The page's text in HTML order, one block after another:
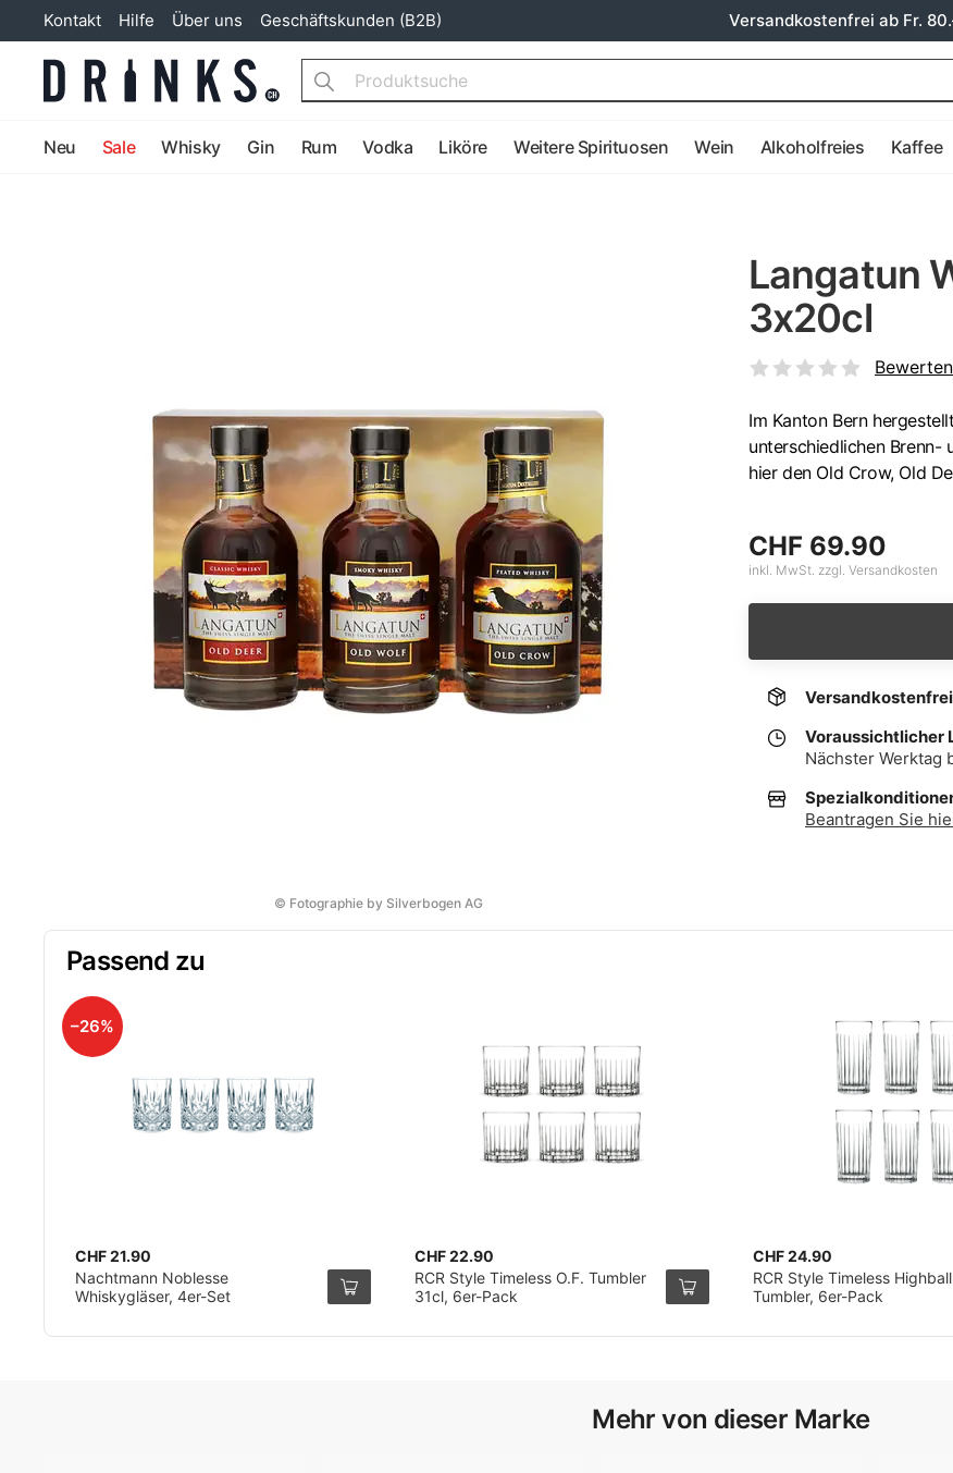
Kontakt Hilfe Über uns Geschäftskunden (B2B) Versandkostenfrei ab Fr.
Search
Neu Sale Whisky Gin Rum Vodka Liköre Weitere Spirituosen Wein Alkoholfreies Kaffee
© Fotographie by Silverbogen AG
Langatun
3x20cl
Bewerten
Im Kanton Bern
unterschiedlichen Brenn-
hier den Old Crow, Old
CHF 69.90
inkl. MwSt. zzgl. Versandkosten
Voraussichtlicher
Nächster Werktag
Beantragen Sie
Passend zu
–26%
CHF 21.90
Nachtmann Noblesse
Whiskygläser, 4er-Set
CHF 22.90
RCR Style Timeless O.F. Tumbler
31cl, 6er-Pack
CHF 24.90
RCR Style Timeless Highball
Tumbler, 6er-Pack
Mehr von dieser Marke